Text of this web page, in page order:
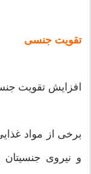
تقویت جنسی
افزایش تقویت جنسی با ۵ ماده
برخی از مواد
و نیروی